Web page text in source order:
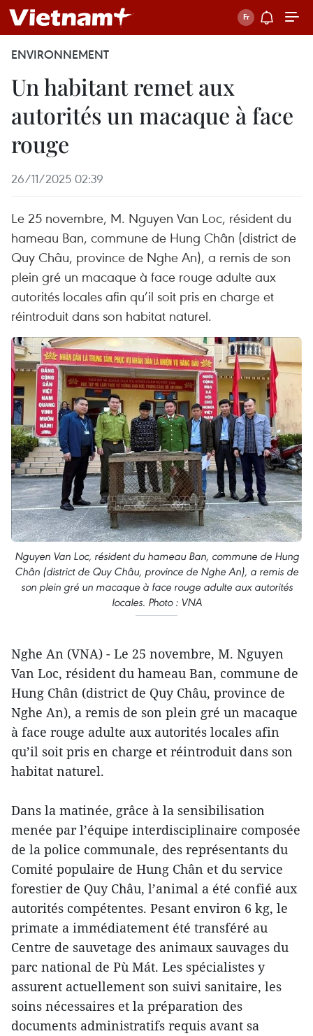
ENVIRONNEMENT
Un habitant remet aux
autorités un macaque à face
rouge
26/11/2025 02:39
Le 25 novembre, M. Nguyen Van Loc, résident du
hameau Ban, commune de Hung Chân (district de
Quy Châu, province de Nghe An), a remis de son
plein gré un macaque à face rouge adulte aux
autorités locales afin qu’il soit pris en charge et
réintroduit dans son habitat naturel.
Nguyen Van Loc, résident du hameau Ban, commune de Hung
Chân (district de Quy Châu, province de Nghe An), a remis de
son plein gré un macaque à face rouge adulte aux autorités
locales. Photo : VNA
Nghe An (VNA) - Le 25 novembre, M. Nguyen
Van Loc, résident du hameau Ban, commune de
Hung Chân (district de Quy Châu, province de
Nghe An), a remis de son plein gré un macaque
à face rouge adulte aux autorités locales afin
qu’il soit pris en charge et réintroduit dans son
habitat naturel.
Dans la matinée, grâce à la sensibilisation
menée par l’équipe interdisciplinaire composée
de la police communale, des représentants du
Comité populaire de Hung Chân et du service
forestier de Quy Châu, l’animal a été confié aux
autorités compétentes. Pesant environ 6 kg, le
primate a immédiatement été transféré au
Centre de sauvetage des animaux sauvages du
parc national de Pù Mát. Les spécialistes y
assurent actuellement son suivi sanitaire, les
soins nécessaires et la préparation des
documents administratifs requis avant sa